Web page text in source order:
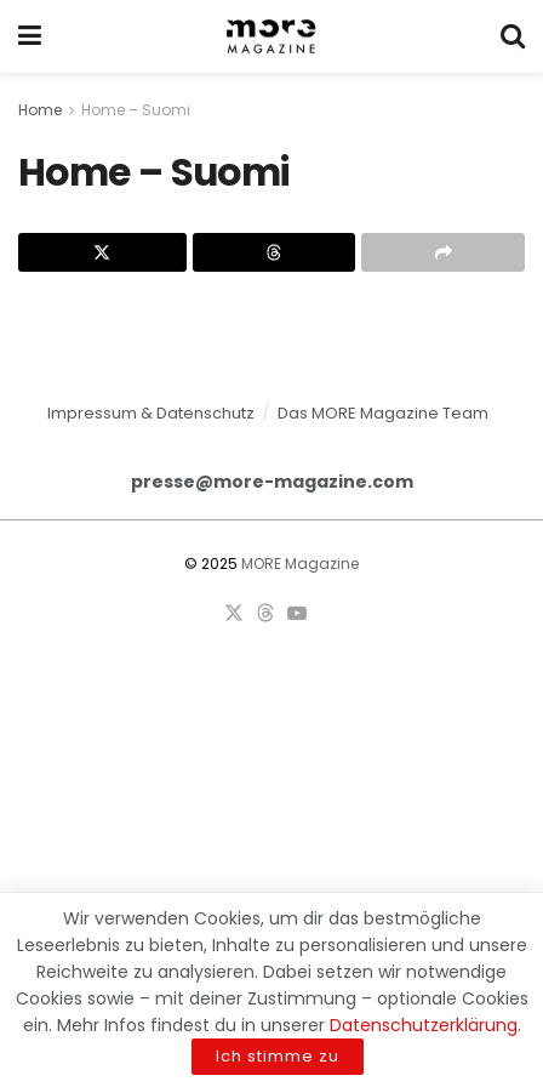
Home Home – Suomi
Home – Suomi
Impressum & Datenschutz Das MORE Magazine Team
presse@more-magazine.com
© 2025 MORE Magazine
Wir verwenden Cookies, um dir das bestmögliche
Leseerlebnis zu bieten, Inhalte zu personalisieren und unsere
Reichweite zu analysieren. Dabei setzen wir notwendige
Cookies sowie – mit deiner Zustimmung – optionale Cookies
ein. Mehr Infos findest du in unserer Datenschutzerklärung.
Ich stimme zu